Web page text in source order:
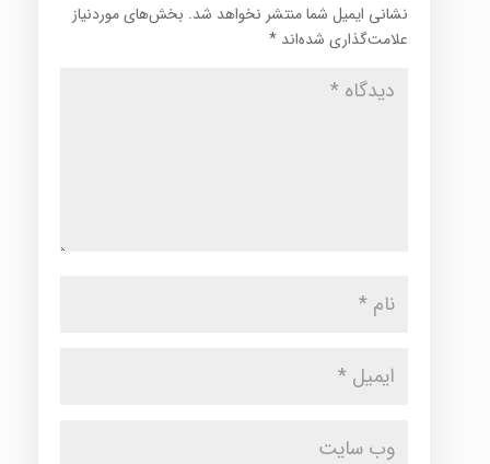
نشانی ایمیل شما منتشر نخواهد شد. بخش‌های موردنیاز
علامت‌گذاری شده‌اند *